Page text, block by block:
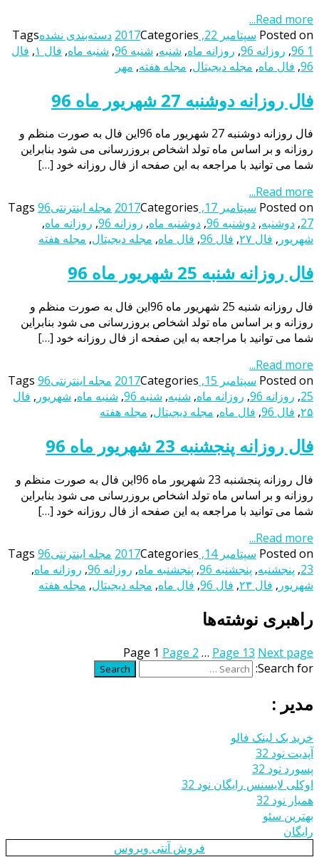
Read more...
Posted on سپتامبر 22, 2017 Categories دسته‌بندی نشدهTags
96 1
, روزانه 96 , روزانه ماه, شنبه, شنبه 96 , شنبه ماه, فال ۱ , فال
96
, فال ماه, مجله دیجیتال, مجله هفته, مهر
فال روزانه دوشنبه 27 شهریور ماه 96
فال روزانه دوشنبه 27 شهریور ماه 96این فال به صورت منظم و
روزانه و بر اساس ماه تولد اشخاص بروزرسانی می شود بنابراین
شما می توانید با مراجعه به این صفحه از فال روزانه خود […]
Read more...
Posted on سپتامبر 17, 2017 Categories مجله اینترنتی Tags 96
27
, دوشنبه, دوشنبه 96 , دوشنبه ماه, روزانه 96 , روزانه ماه,
شهریور , فال ۲۷ , فال 96 , فال ماه, مجله دیجیتال, مجله هفته
فال روزانه شنبه 25 شهریور ماه 96
فال روزانه شنبه 25 شهریور ماه 96این فال به صورت منظم و
روزانه و بر اساس ماه تولد اشخاص بروزرسانی می شود بنابراین
شما می توانید با مراجعه به این صفحه از فال روزانه خود […]
Read more...
Posted on سپتامبر 15, 2017 Categories مجله اینترنتی Tags 96
25
, روزانه 96 , روزانه ماه, شنبه, شنبه 96 , شنبه ماه, شهریور , فال
۲۵, فال 96 , فال ماه, مجله دیجیتال, مجله هفته
فال روزانه پنجشنبه 23 شهریور ماه 96
فال روزانه پنجشنبه 23 شهریور ماه 96این فال به صورت منظم و
روزانه و بر اساس ماه تولد اشخاص بروزرسانی می شود بنابراین
شما می توانید با مراجعه به این صفحه از فال روزانه خود […]
Read more...
Posted on سپتامبر 14, 2017 Categories مجله اینترنتی Tags 96
23
, پنجشنبه, پنجشنبه 96 , پنجشنبه ماه, روزانه 96 , روزانه ماه,
شهریور , فال ۲۳ , فال 96 , فال ماه, مجله دیجیتال, مجله هفته
راهبری نوشته‌ها
Page 1 Page 2 … Page 13 Next page
Search for:
Search
مدیر :
خرید بک لینک فالو
آپدیت نود 32
پسورد نود 32
اوکلی لایسنس رایگان نود 32
همیار نود 32
بهترین سئو
رایگان
فروش آنتی ویروس